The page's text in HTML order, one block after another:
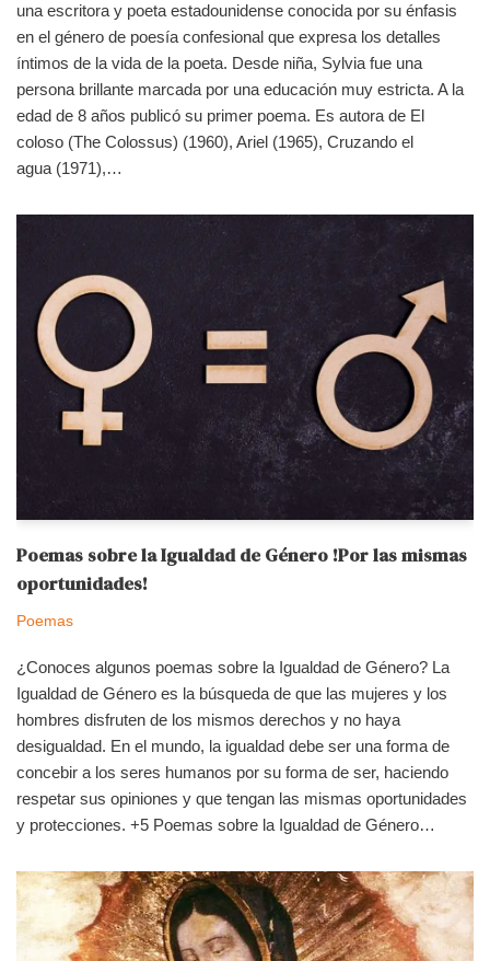
una escritora y poeta estadounidense conocida por su énfasis
en el género de poesía confesional que expresa los detalles
íntimos de la vida de la poeta. Desde niña, Sylvia fue una
persona brillante marcada por una educación muy estricta. A la
edad de 8 años publicó su primer poema. Es autora de El
coloso (The Colossus) (1960), Ariel (1965), Cruzando el
agua (1971),…
Poemas sobre la Igualdad de Género !Por las mismas
oportunidades!
Poemas
¿Conoces algunos poemas sobre la Igualdad de Género? La
Igualdad de Género es la búsqueda de que las mujeres y los
hombres disfruten de los mismos derechos y no haya
desigualdad. En el mundo, la igualdad debe ser una forma de
concebir a los seres humanos por su forma de ser, haciendo
respetar sus opiniones y que tengan las mismas oportunidades
y protecciones. +5 Poemas sobre la Igualdad de Género…